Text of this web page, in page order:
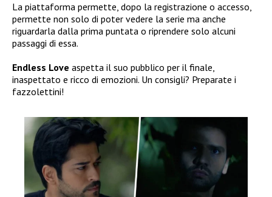
La piattaforma permette, dopo la registrazione o accesso,
permette non solo di poter vedere la serie ma anche
riguardarla dalla prima puntata o riprendere solo alcuni
passaggi di essa.
Endless Love aspetta il suo pubblico per il finale,
inaspettato e ricco di emozioni. Un consigli? Preparate i
fazzolettini!